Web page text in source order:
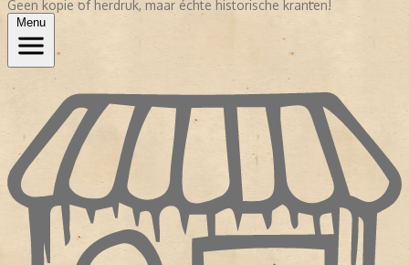
Geen kopie of herdruk, maar échte historische kranten!
Menu